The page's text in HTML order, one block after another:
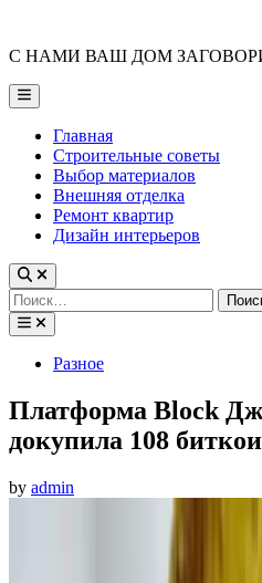
content
С НАМИ ВАШ ДОМ
Main
Menu
Главная
Строительные советы
Выбор материалов
Внешняя отделка
Ремонт квартир
Дизайн интерьеров
Найти:
PostedРазное
Платформа Block
докупила 108
by admin